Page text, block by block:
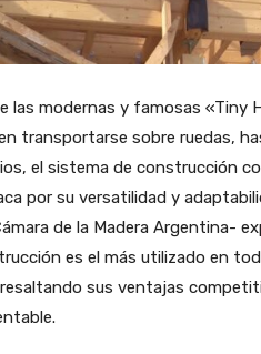
las modernas y famosas «Tiny
transportarse sobre ruedas,
el sistema de construcción
por su versatilidad y
de la Madera Argentina-
es el más utilizado en
sus ventajas